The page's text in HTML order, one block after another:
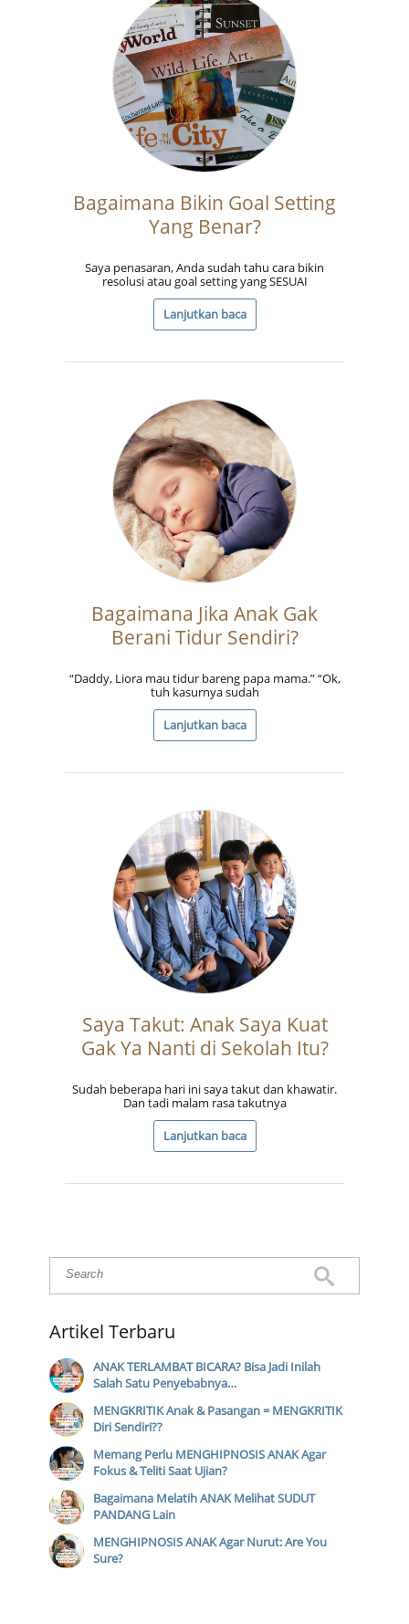
Bagaimana Bikin Goal Setting
Yang Benar?
Saya penasaran, Anda sudah tahu cara bikin
resolusi atau goal setting yang SESUAI
Lanjutkan baca
Bagaimana Jika Anak Gak
Berani Tidur Sendiri?
“Daddy, Liora mau tidur bareng papa mama.” “Ok,
tuh kasurnya sudah
Lanjutkan baca
Saya Takut: Anak Saya Kuat
Gak Ya Nanti di Sekolah Itu?
Sudah beberapa hari ini saya takut dan khawatir.
Dan tadi malam rasa takutnya
Lanjutkan baca
Artikel Terbaru
ANAK TERLAMBAT BICARA? Bisa Jadi Inilah
Salah Satu Penyebabnya…
MENGKRITIK Anak & Pasangan = MENGKRITIK
Diri Sendiri??
Memang Perlu MENGHIPNOSIS ANAK Agar
Fokus & Teliti Saat Ujian?
Bagaimana Melatih ANAK Melihat SUDUT
PANDANG Lain
MENGHIPNOSIS ANAK Agar Nurut: Are You
Sure?